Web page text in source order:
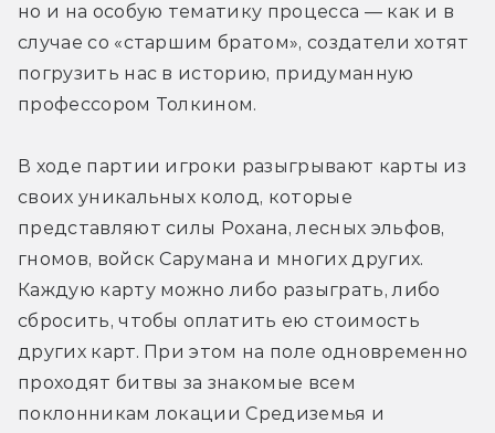
но и на особую тематику процесса — как и в
случае со «старшим братом», создатели хотят
погрузить нас в историю, придуманную
профессором Толкином.
В ходе партии игроки разыгрывают карты из
своих уникальных колод, которые
представляют силы Рохана, лесных эльфов,
гномов, войск Сарумана и многих других.
Каждую карту можно либо разыграть, либо
сбросить, чтобы оплатить ею стоимость
других карт. При этом на поле одновременно
проходят битвы за знакомые всем
поклонникам локации Средиземья и